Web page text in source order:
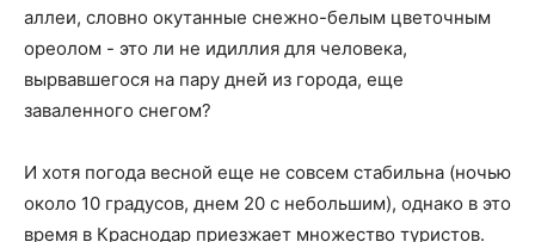
аллеи, словно окутанные снежно-белым цветочным
ореолом - это ли не идиллия для человека,
вырвавшегося на пару дней из города, еще
заваленного снегом?
И хотя погода весной еще не совсем стабильна (ночью
около 10 градусов, днем 20 с небольшим), однако в это
время в Краснодар приезжает множество туристов.